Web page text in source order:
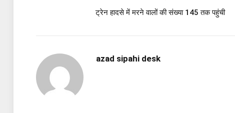
ट्रेन हादसे में मरने वालों की संख्या 145 तक पहुंची
azad sipahi desk